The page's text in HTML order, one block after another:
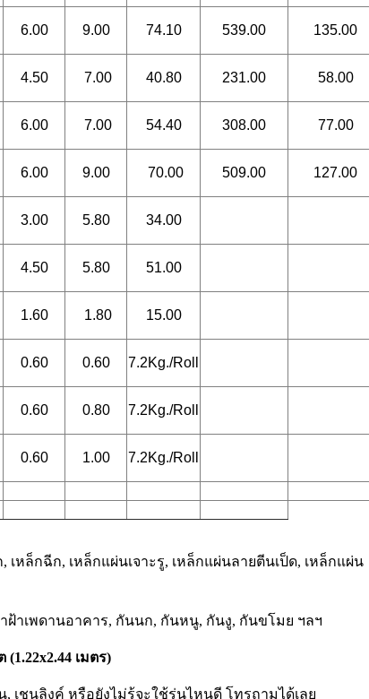
6.00 9.00 74.10 539.00 135.00
4.50 7.00 40.80 231.00 58.00
6.00 7.00 54.40 308.00 77.00
6.00 9.00 70.00 509.00 127.00
3.00 5.80 34.00
4.50 5.80 51.00
1.60 1.80 15.00
0.60 0.60 7.2Kg./Roll
0.60 0.80 7.2Kg./Roll
0.60 1.00 7.2Kg./Roll
เหล็กฉีก, เหล็กแผ่นเจาะรู, เหล็กแผ่นลายตีนเป็ด, เหล็กแผ่น
ฝ้าเพดานอาคาร, กันนก, กันหนู, กันงู, กันขโมย ฯลฯ
เมตร)
, เชนลิงค์ หรือยังไม่รู้จะใช้รุ่นไหนดี โทรถามได้เลย